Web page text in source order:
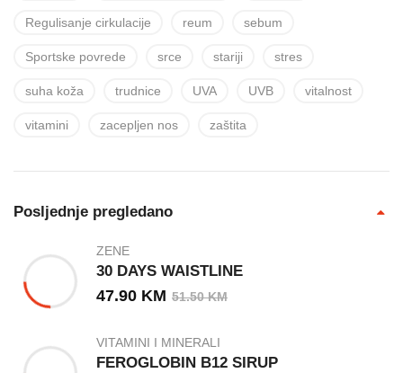
Regulisanje cirkulacije reum sebum
Sportske povrede srce stariji stres
suha koža trudnice UVA UVB vitalnost
vitamini zacepljen nos zaštita
Posljednje pregledano
ZENE
30 DAYS WAISTLINE
51.50KM
47.90 KM
VITAMINI I MINERALI
FEROGLOBIN B12 SIRUP